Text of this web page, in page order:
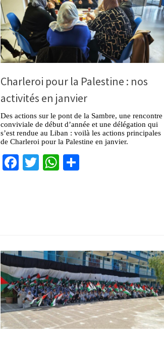
Charleroi pour la Palestine : nos
activités en janvier
Des actions sur le pont de la Sambre, une rencontre
conviviale de début d’année et une délégation qui
s’est rendue au Liban : voilà les actions principales
de Charleroi pour la Palestine en janvier.
Facebook
TwitterWhatsApp